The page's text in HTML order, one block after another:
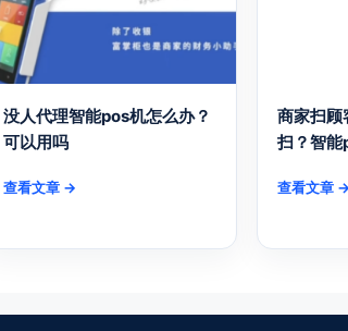
没人代理智能pos机怎么办？
可以用吗
查看文章 →
商家扫顾
扫？智
查看文章 →